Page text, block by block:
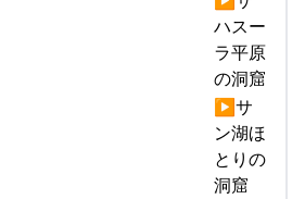
ハスー
ラ平原
の洞窟
▶サ
ン湖ほ
とりの
洞窟